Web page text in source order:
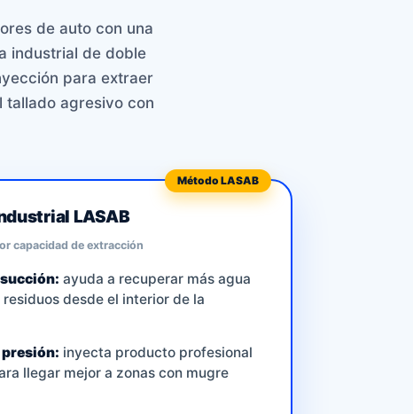
de auto con una
industrial de doble
para extraer
tallado agresivo con
Método LASAB
LASAB
capacidad de extracción
ayuda a recuperar más agua
desde el interior de la
presión: inyecta producto profesional
llegar mejor a zonas con mugre